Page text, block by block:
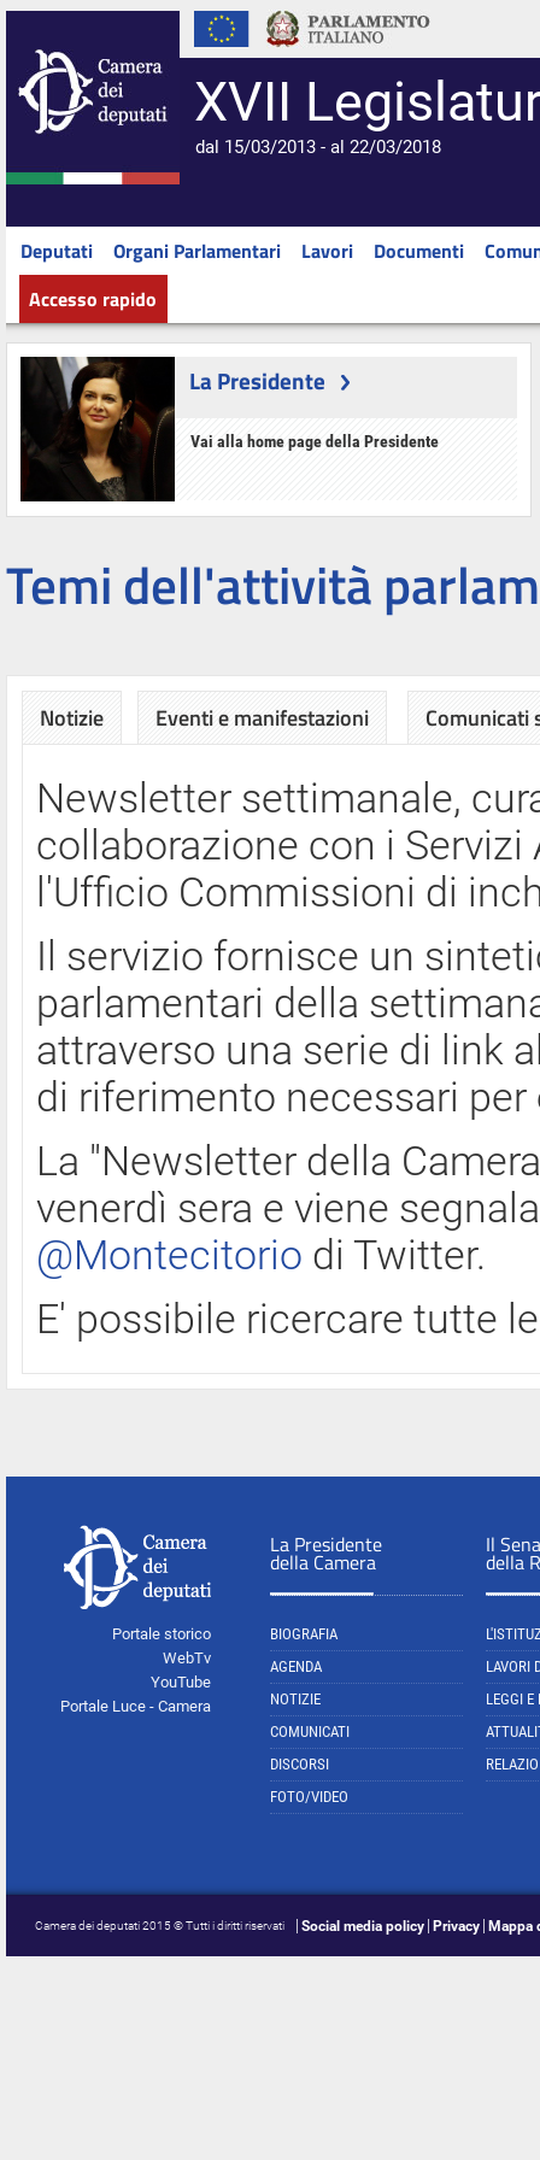
XVII
dal 15/03/2013 - al 22/03/2018
Deputati Organi Parlamentari Lavori Documenti
Accesso rapido
La Presidente
Vai alla home page della Presidente
Temi dell'attività
Notizie Eventi e manifestazioni Comunicati
Newsletter settimanale,
collaborazione con i
l'Ufficio Commissioni di
Il servizio fornisce un
parlamentari della
attraverso una serie di link
di riferimento necessari
La "Newsletter della
venerdì sera e viene
@Montecitorio di Twitter.
E' possibile ricercare tutte
Portale storico
WebTv
YouTube
Portale Luce - Camera
La Presidente
della Camera
BIOGRAFIA
AGENDA
NOTIZIE
COMUNICATI
DISCORSI
FOTO/VIDEO
Il
della
LAVORI
LEGGI E
Camera dei deputati 2015 © Tutti i diritti riservati Social media policy Privacy Mappa